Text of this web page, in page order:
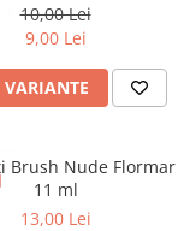
10,00 Lei
9,00 Lei
VARIANTE
Brush Nude Flormar
11 ml
13,00 Lei